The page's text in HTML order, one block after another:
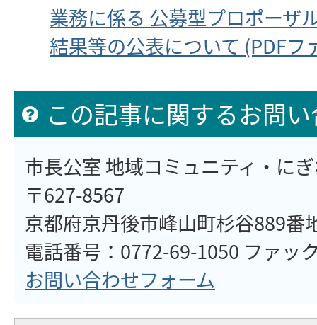
業務に係る 公募型プロポーザ
結果等の公表について (PDFフ
この記事に関するお問
市長公室 地域コミュニティ・に
〒627-8567
京都府京丹後市峰山町杉谷889番
電話番号：0772-69-1050 ファッ
お問い合わせフォーム